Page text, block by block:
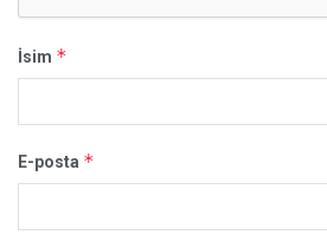
İsim *
E-posta *